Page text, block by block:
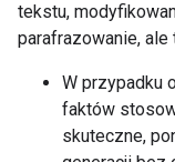
tekstu,
parafrazowanie, ale
W przypadku
faktów
skuteczne,